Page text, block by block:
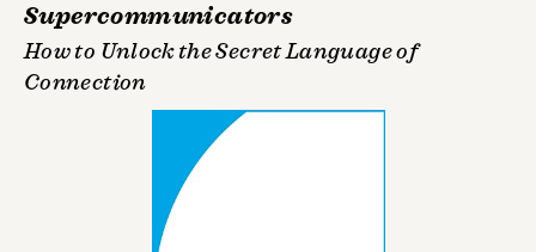
onderstaande editie.
Supercommunicators
How to Unlock the Secret Language of
Connection